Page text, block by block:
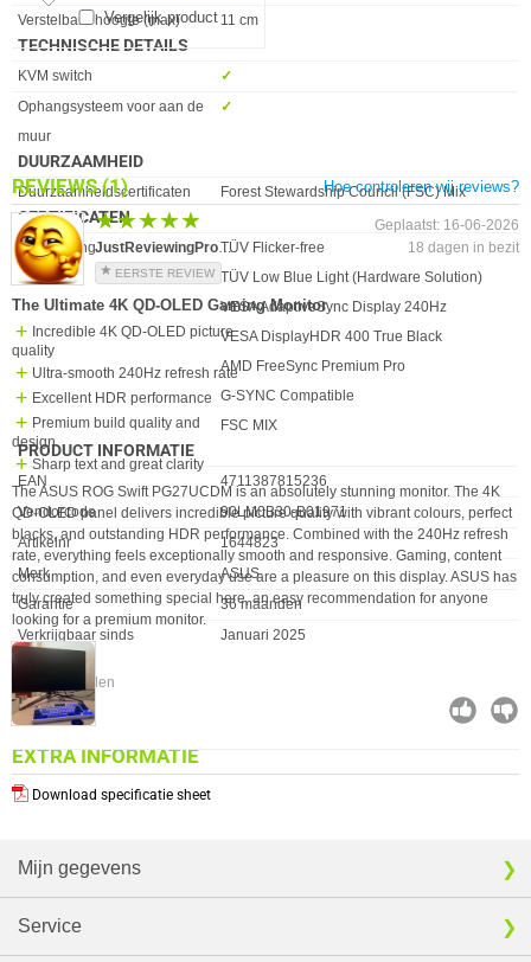
Verstelbare hoogte (max)
11 cm
TECHNISCHE DETAILS
Eigenschap
KVM switch
✓︎
Ophangsysteem voor aan de
muur
✓︎
DUURZAAMHEID
Eigenschap Waarde
Duurzaamheidscertificaten Forest Stewardship Council (FSC) Mix
CERTIFICATEN
Eigenschap Waarde
Certificering
TÜV Flicker-free
TÜV Low Blue Light (Hardware Solution)
VESA AdaptiveSync Display 240Hz
VESA DisplayHDR 400 True Black
AMD FreeSync Premium Pro
G-SYNC Compatible
FSC MIX
PRODUCT INFORMATIE
EAN
4711387815236
Vendorcode
90LM0B30-B01971
Artikelnr
1644823
Merk
ASUS
Garantie
36 maanden
Verkrijgbaar sinds
Januari 2025
⚑ Fout melden
EXTRA INFORMATIE
Download specificatie sheet
Vergelijk product
REVIEWS(1) Hoe controleren wij reviews?
★★★★★
★★★★★
JustReviewingProducts
EERSTE REVIEW
Geplaatst: 16-06-2026
18 dagen in bezit
The Ultimate 4K QD-OLED Gaming Monitor
Incredible 4K QD-OLED picture
quality
Ultra-smooth 240Hz refresh rate
Excellent HDR performance
Premium build quality and
design
Sharp text and great clarity
The ASUS ROG Swift PG27UCDM is an absolutely stunning monitor. The 4K
QD-OLED panel delivers incredible picture quality with vibrant colours, perfect
blacks, and outstanding HDR performance. Combined with the 240Hz refresh
rate, everything feels exceptionally smooth and responsive. Gaming, content
consumption, and even everyday use are a pleasure on this display. ASUS has
truly created something special here, an easy recommendation for anyone
looking for a premium monitor.
Mijn gegevens
Service